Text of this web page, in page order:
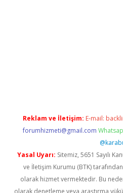
Reklam ve İletişim: E-mail:
forumhizmeti@gmail.com
Yasal Uyarı: Sitemiz, 5651 Sayılı
ve İletişim Kurumu (BTK)
olarak hizmet vermektedir. Bu
olarak denetleme veya araştırma